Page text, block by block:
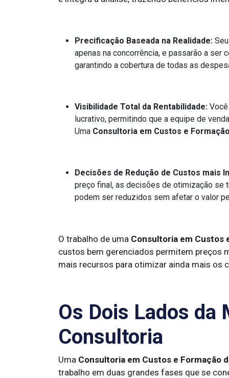
Precificação Baseada na Realidade:
apenas na concorrência, e passarão a
garantindo a cobertura de todas as
Visibilidade Total da Rentabilidade:
lucrativo, permitindo que a equipe de
Uma Consultoria em Custos e
Decisões de Redução de Custos mais
preço final, as decisões de otimização se
podem ser reduzidos sem afetar o valor
O trabalho de uma Consultoria em Custos
custos bem gerenciados permitem preços
mais recursos para otimizar ainda mais os
Os Dois Lados da
Consultoria
Uma Consultoria em Custos e Formação
trabalho em duas grandes fases que se